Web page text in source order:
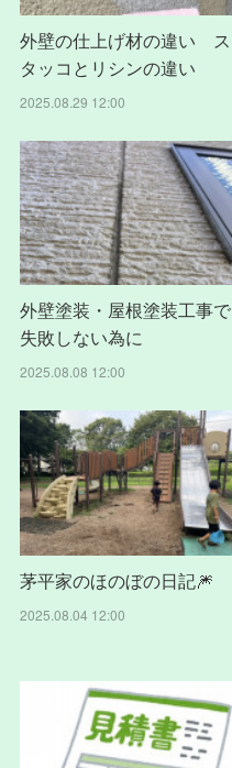
外壁の仕上げ材の違い ス
タッコとリシンの違い
2025.08.29 12:00
外壁塗装・屋根塗装工事で
失敗しない為に
2025.08.08 12:00
茅平家のほのぼの日記🎆
2025.08.04 12:00